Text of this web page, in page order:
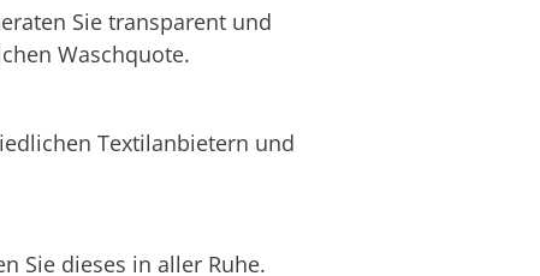
Sie transparent und
Waschquote.
Textilanbietern und
Sie dieses in aller Ruhe.